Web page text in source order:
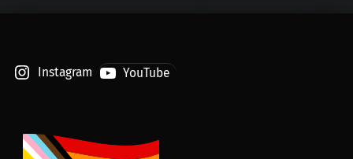
Instagram YouTube